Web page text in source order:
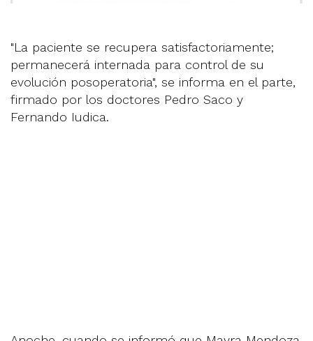
"La paciente se recupera satisfactoriamente;
permanecerá internada para control de su
evolución posoperatoria", se informa en el parte,
firmado por los doctores Pedro Saco y
Fernando Iudica.